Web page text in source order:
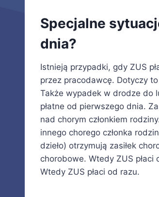
Specjalne
dnia?
Istnieją przypadki, gdy ZUS
przez pracodawcę. Dotyczy
Także wypadek w drodze do
płatne od pierwszego dnia.
nad chorym członkiem
innego chorego członka
dzieło) otrzymują zasiłek
chorobowe. Wtedy ZUS
Wtedy ZUS płaci od razu.